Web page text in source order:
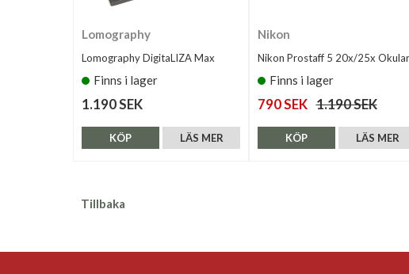
Lomography
Lomography DigitaLIZA Max
Finns i lager
1.190 SEK
LÄS MER
KÖP
Nikon
Nikon Prostaff 5 20x/25x Okular
Finns i lager
790 SEK 1.190 SEK
LÄS MER
KÖP
Tillbaka